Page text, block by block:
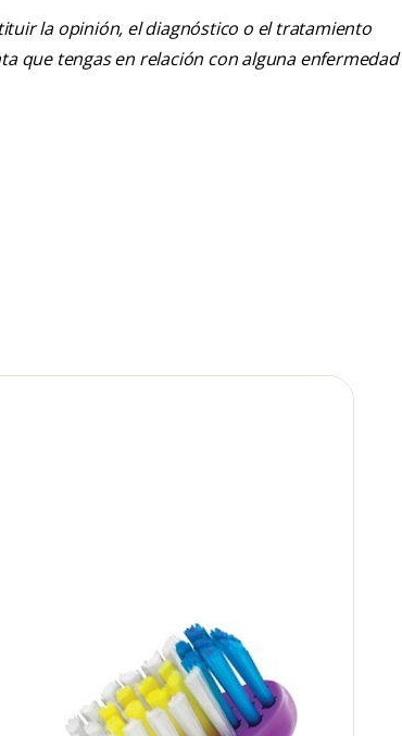
la opinión, el diagnóstico o el tratamiento
que tengas en relación con alguna enfermedad